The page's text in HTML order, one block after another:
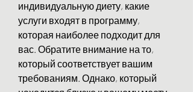
индивидуальную диету, какие
услуги входят в программу,
которая наиболее подходит для
вас. Обратите внимание на то,
который соответствует вашим
требованиям. Однако, который